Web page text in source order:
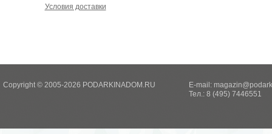
Условия доставки
Copyright © 2005-2026 PODARKINADOM.RU E-mail:
Тел.: 8 (495) 7446551